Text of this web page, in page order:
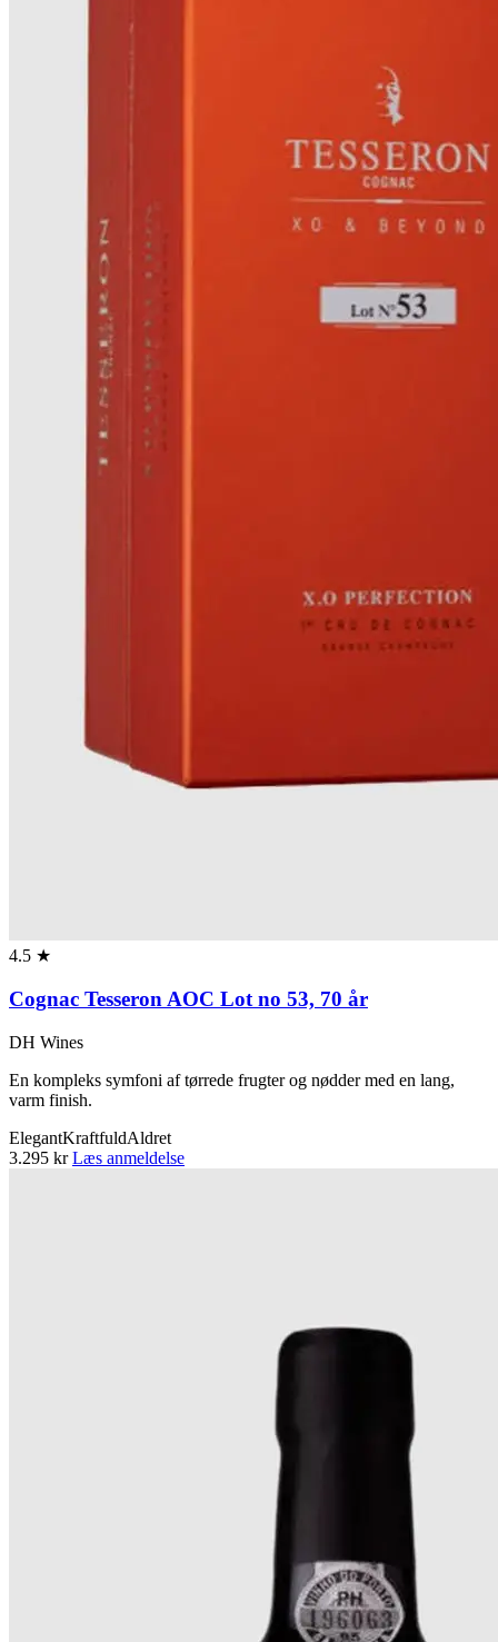
4.5 ★
Cognac Tesseron AOC Lot no 53, 70 år
DH Wines
En kompleks symfoni af tørrede frugter og nødder med en lang,
varm finish.
ElegantKraftfuldAldret
3.295 kr Læs anmeldelse